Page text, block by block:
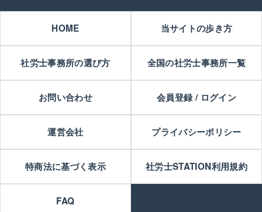
HOME 当サイトの歩き方
社労士事務所の選び方 全国の社労士事務所一覧
お問い合わせ 会員登録 / ログイン
運営会社 プライバシーポリシー
特商法に基づく表示 社労士STATION利用規約
FAQ